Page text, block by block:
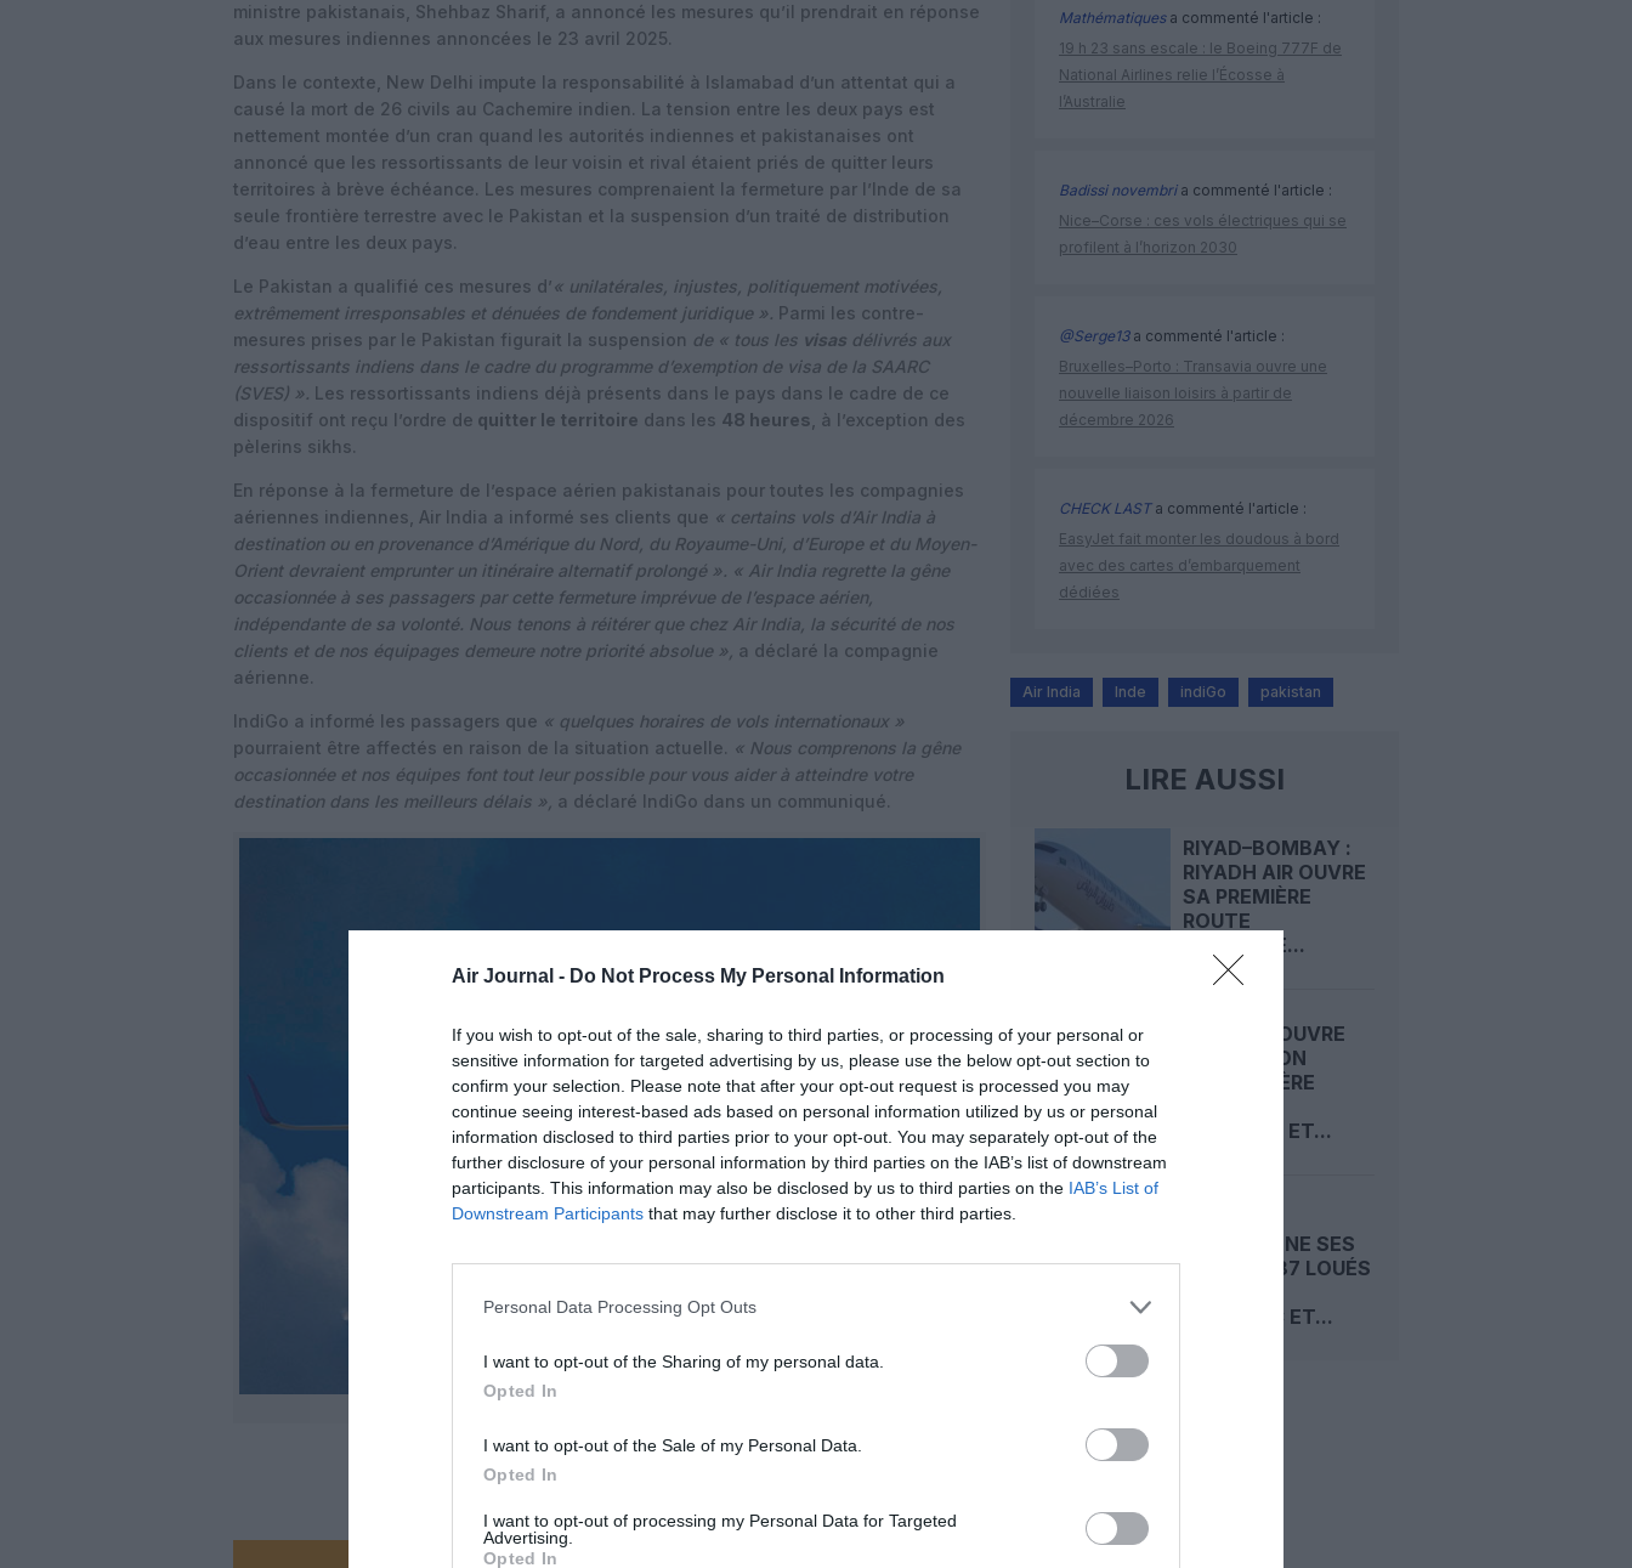
Air Journal - Do Not Process My Personal Information
If you wish to opt-out of the sale, sharing to third parties, or processing of your personal or
sensitive information for targeted advertising by us, please use the below opt-out section to
confirm your selection. Please note that after your opt-out request is processed you may
continue seeing interest-based ads based on personal information utilized by us or personal
information disclosed to third parties prior to your opt-out. You may separately opt-out of the
further disclosure of your personal information by third parties on the IAB’s list of downstream
participants. This information may also be disclosed by us to third parties on the IAB’s List of
Downstream Participants that may further disclose it to other third parties.
Personal Data Processing Opt Outs
I want to opt-out of the Sharing of my personal data.
Opted In
I want to opt-out of the Sale of my Personal Data.
Opted In
I want to opt-out of processing my Personal Data for Targeted
Advertising.
Opted In
ministre pakistanais, Shehbaz Sharif, a annoncé les mesures qu’il prendrait en réponse
aux mesures indiennes annoncées le 23 avril 2025.
Dans le contexte, New Delhi impute la responsabilité à Islamabad d’un attentat qui a
causé la mort de 26 civils au Cachemire indien. La tension entre les deux pays est
nettement montée d’un cran quand les autorités indiennes et pakistanaises ont
annoncé que les ressortissants de leur voisin et rival étaient priés de quitter leurs
territoires à brève échéance. Les mesures comprenaient la fermeture par l’Inde de sa
seule frontière terrestre avec le Pakistan et la suspension d’un traité de distribution
d’eau entre les deux pays.
Le Pakistan a qualifié ces mesures d’« unilatérales, injustes, politiquement motivées,
extrêmement irresponsables et dénuées de fondement juridique ». Parmi les contre-
mesures prises par le Pakistan figurait la suspension de « tous les visas délivrés aux
ressortissants indiens dans le cadre du programme d’exemption de visa de la SAARC
(SVES) ». Les ressortissants indiens déjà présents dans le pays dans le cadre de ce
dispositif ont reçu l’ordre de quitter le territoire dans les 48 heures , à l’exception des
pèlerins sikhs.
En réponse à la fermeture de l’espace aérien pakistanais pour toutes les compagnies
aériennes indiennes, Air India a informé ses clients que « certains vols d’Air India à
destination ou en provenance d’Amérique du Nord, du Royaume-Uni, d’Europe et du Moyen-
Orient devraient emprunter un itinéraire alternatif prolongé ». « Air India regrette la gêne
occasionnée à ses passagers par cette fermeture imprévue de l’espace aérien,
indépendante de sa volonté. Nous tenons à réitérer que chez Air India, la sécurité de nos
clients et de nos équipages demeure notre priorité absolue », a déclaré la compagnie
aérienne.
IndiGo a informé les passagers que « quelques horaires de vols internationaux »
pourraient être affectés en raison de la situation actuelle. « Nous comprenons la gêne
occasionnée et nos équipes font tout leur possible pour vous aider à atteindre votre
destination dans les meilleurs délais », a déclaré IndiGo dans un communiqué.
Mathématiquesa commenté l'article :
19 h 23 sans escale : le Boeing 777F de
National Airlines relie l’Écosse à
l’Australie
Badissi novembria commenté l'article :
Nice–Corse : ces vols électriques qui se
profilent à l’horizon 2030
@Serge13a commenté l'article :
Bruxelles–Porto : Transavia ouvre une
nouvelle liaison loisirs à partir de
décembre 2026
CHECK LASTa commenté l'article :
EasyJet fait monter les doudous à bord
avec des cartes d’embarquement
dédiées
Air India Inde indiGo pakistan
LIRE AUSSI
RIYAD–BOMBAY :
RIYADH AIR OUVRE
SA PREMIÈRE
ROUTE
RÉGULIÈRE...
AIR INDIA OUVRE
UNE LIAISON
SAISONNIÈRE
TORONTO ET...
ABANDONNE SES
BOEING 787 LOUÉS
ATLANTIC ET...